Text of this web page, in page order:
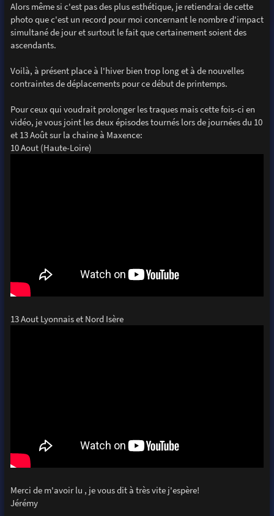
Alors même si c'est pas des plus esthétique, je retiendrai de cette
photo que c'est un record pour moi concernant le nombre d'impact
simultané de jour et surtout le fait que certainement soient des
ascendants.
Voilà, à présent place à l'hiver bien trop long et à de nouvelles
contraintes de déplacements pour ce début de printemps.
Pour ceux qui voudrait prolonger les traques mais cette fois-ci en
vidéo, je vous joint les deux épisodes tournés lors de journées du 10
et 13 Août sur la chaine à Maxence:
10 Aout (Haute-Loire)
13 Aout Lyonnais et Nord Isère
Merci de m'avoir lu , je vous dit à très vite j'espère!
Jérémy